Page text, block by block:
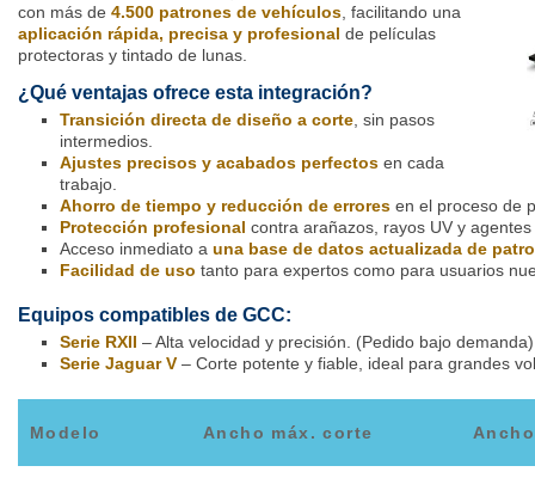
con más de 4.500 patrones de vehículos, facilitando una
aplicación rápida, precisa y profesional de películas
protectoras y tintado de lunas.
¿Qué ventajas ofrece esta integración?
Transición directa de diseño a corte, sin pasos
intermedios.
Ajustes precisos y acabados perfectos en cada
trabajo.
Ahorro de tiempo y reducción de errores en el proceso de
Protección profesional contra arañazos, rayos UV y
Acceso inmediato a una base de datos actualizada de
Facilidad de uso tanto para expertos como para usuarios
Equipos compatibles de GCC:
Serie RXII – Alta velocidad y precisión. (Pedido bajo demanda)
Serie Jaguar V – Corte potente y fiable, ideal para grandes
Modelo Ancho máx. corte